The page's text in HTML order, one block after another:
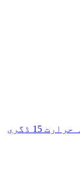
کراچی میں ٹھنڈ میں اضافہ، درجہ حرارت 15 ڈگری